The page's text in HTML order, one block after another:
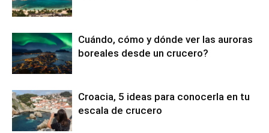
Cuándo, cómo y dónde ver las auroras
boreales desde un crucero?
Croacia, 5 ideas para conocerla en tu
escala de crucero